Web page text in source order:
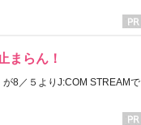
まらん！
8／５よりJ:COM STREAMで